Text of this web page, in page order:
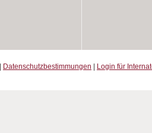
Datenschutzbestimmungen Login für